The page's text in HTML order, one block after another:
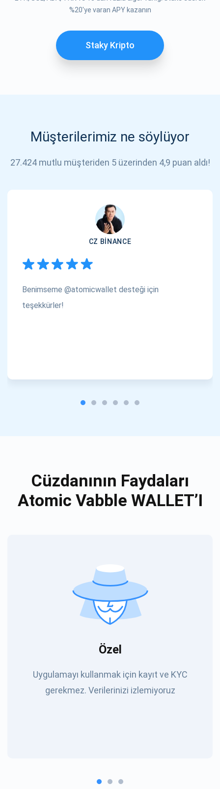
%20'ye varan APY kazanın
Staky Kripto
Müşterilerimiz ne söylüyor
27.424 mutlu müşteriden 5 üzerinden 4,9 puan aldı!
CZ BINANCE
Benimseme @atomicwallet desteği için
teşekkürler!
Cüzdanının Faydaları
Atomic Vabble WALLET’I
Özel
Uygulamayı kullanmak için kayıt ve KYC
gerekmez. Verilerinizi izlemiyoruz